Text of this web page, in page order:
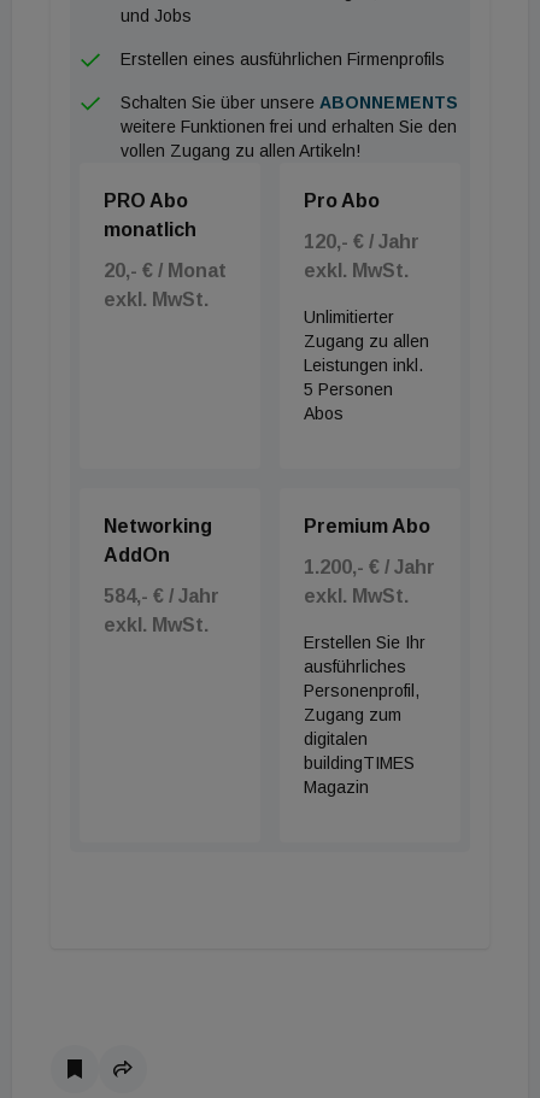
und Jobs
Erstellen eines ausführlichen Firmenprofils
Schalten Sie über unsere ABONNEMENTS
weitere Funktionen frei und erhalten Sie den
vollen Zugang zu allen Artikeln!
PRO Abo
monatlich
20,- € / Monat
exkl. MwSt.
Pro Abo
120,- € / Jahr
exkl. MwSt.
Unlimitierter
Zugang zu allen
Leistungen inkl.
5 Personen
Abos
Networking
AddOn
584,- € / Jahr
exkl. MwSt.
Premium Abo
1.200,- € / Jahr
exkl. MwSt.
Erstellen Sie Ihr
ausführliches
Personenprofil,
Zugang zum
digitalen
buildingTIMES
Magazin